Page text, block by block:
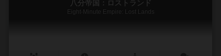
八分帝国：ロストランド
Eight-Minute Empire: Lost Lands